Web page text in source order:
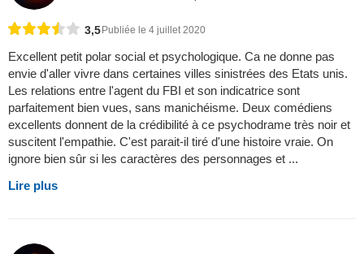
3,5Publiée le 4 juillet 2020
Excellent petit polar social et psychologique. Ca ne donne pas
envie d'aller vivre dans certaines villes sinistrées des Etats unis.
Les relations entre l'agent du FBI et son indicatrice sont
parfaitement bien vues, sans manichéisme. Deux comédiens
excellents donnent de la crédibilité à ce psychodrame très noir et
suscitent l'empathie. C'est parait-il tiré d'une histoire vraie. On
ignore bien sûr si les caractères des personnages et ...
Lire plus